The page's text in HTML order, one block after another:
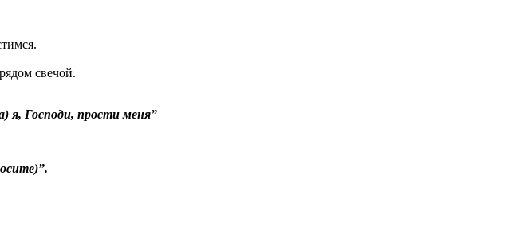
свечой.
я, Господи, прости меня”